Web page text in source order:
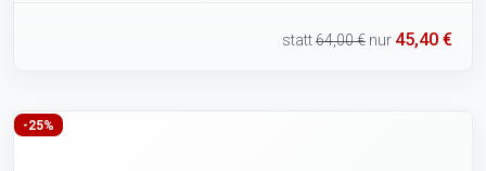
statt64,00 € nur 45,40 €
-25%